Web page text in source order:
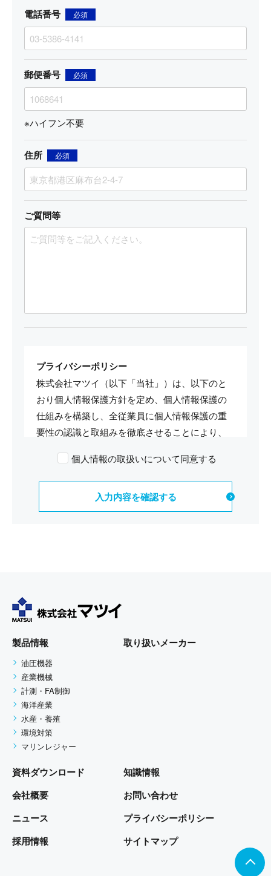
電話番号 必須
郵便番号 必須
※ハイフン不要
住所 必須
ご質問等
プライバシーポリシー
株式会社マツイ（以下「当社」）は、以下のと
おり個人情報保護方針を定め、個人情報保護の
仕組みを構築し、全従業員に個人情報保護の重
要性の認識と取組みを徹底させることにより、
当社は、お客さまの個人情報を正確かつ最新の
状態に保ち、個人情報への不正アクセス・紛
個人情報の利用目的
お客さまからお預かりした個人情報は、当社か
らのご連絡や業務のご案内やご質問に対する回
たします。
個人情報の第三者への開示・提供
当社は、お客さまよりお預かりした個人情報を
適切に管理し、お客さまの同意がある場合、ま
たは、お客さまが希望されるサービスを行なう
ために当社が業務を委託する業者に対して開示
必要である場合を除き、個人情報を第三者に開
示いたしません。
安全管理装置の徹底
個人情報の取扱いについて同意する
製品情報
油圧機器
産業機械
計測・FA制御
海洋産業
水産・養殖
環境対策
マリンレジャー
取り扱いメーカー
資料ダウンロード
知識情報
会社概要
ニュース
採用情報
お問い合わせ
プライバシーポリシー
サイトマップ